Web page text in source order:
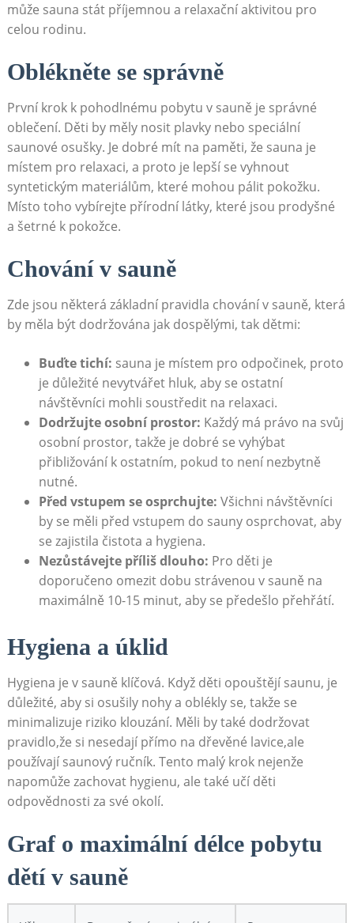
může sauna stát příjemnou a ‌relaxační aktivitou pro
celou rodinu.
Oblékněte se ⁢správně
První krok k pohodlnému pobytu v sauně je správné
oblečení. Děti by měly nosit plavky nebo speciální
saunové osušky. Je dobré mít na paměti, že sauna je
místem pro relaxaci, a proto je‍ lepší se vyhnout
syntetickým materiálům, které mohou pálit pokožku.
‍Místo toho vybírejte přírodní látky, které jsou prodyšné⁣
a šetrné k pokožce.
Chování v sauně
Zde jsou⁣ některá základní pravidla chování⁢ v sauně, která
by měla být​ dodržována jak dospělými, ⁣tak dětmi:
Buďte tichí: sauna je‌ místem pro odpočinek, proto
je důležité nevytvářet hluk, aby se ostatní‌
návštěvníci mohli‌ soustředit na relaxaci.
Dodržujte osobní prostor: Každý má právo‍ na svůj
osobní prostor, takže je dobré se vyhýbat
přibližování k ⁣ostatním, pokud to není nezbytně
nutné.
Před vstupem​ se osprchujte: Všichni návštěvníci
by se měli před​ vstupem ⁢do sauny osprchovat,⁤ aby
se zajistila ‌čistota a hygiena.
Nezůstávejte příliš dlouho: Pro děti je
doporučeno omezit dobu strávenou v sauně na
maximálně 10-15 minut, ⁣aby‍ se předešlo přehřátí.
Hygiena a úklid
Hygiena⁤ je‍ v sauně klíčová. Když⁤ děti opouštějí saunu, je
důležité, aby si osušily nohy ‍a oblékly se, takže se
minimalizuje riziko klouzání. Měli by také dodržovat
⁢pravidlo,že si⁣ nesedají přímo‌ na dřevěné lavice,ale
používají saunový ⁣ručník. ⁣Tento ‍malý krok nejenže
napomůže zachovat hygienu, ale také učí děti
odpovědnosti za své okolí.
Graf o maximální délce pobytu
dětí v sauně